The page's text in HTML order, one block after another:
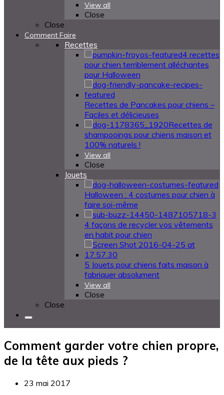
View all
Close
Close
Comment Faire
Recettes
4 recettes
pour chien terriblement alléchantes
pour Halloween
Recettes de Pancakes pour chiens –
Faciles et délicieuses
Recettes de
shampooings pour chiens maison et
100% naturels !
View all
Close
Jouets
Halloween : 4 costumes pour chien à
faire soi-même
4 façons de recycler vos vêtements
en habit pour chien
5 Jouets pour chiens faits maison à
fabriquer absolument
View all
Close
Close
Comment garder votre chien propre,
de la tête aux pieds ?
23 mai 2017